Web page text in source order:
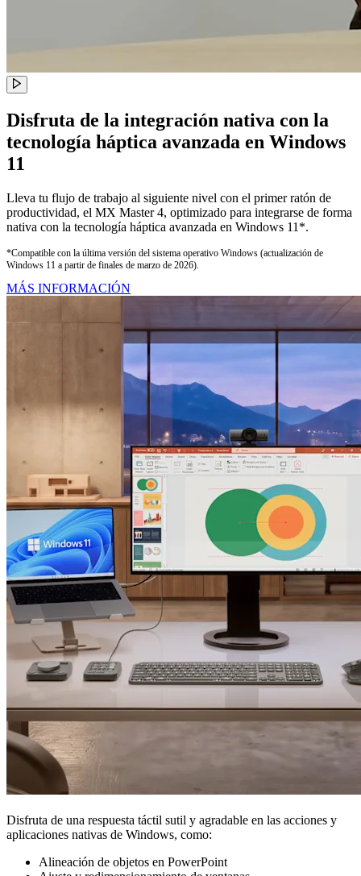
Disfruta de la integración nativa con la
tecnología háptica avanzada en Windows
11
Lleva tu flujo de trabajo al siguiente nivel con el primer ratón de
productividad, el MX Master 4, optimizado para integrarse de forma
nativa con la tecnología háptica avanzada en Windows 11*.
*Compatible con la última versión del sistema operativo Windows (actualización de
Windows 11 a partir de finales de marzo de 2026).
MÁS INFORMACIÓN
Disfruta de una respuesta táctil sutil y agradable en las acciones y
aplicaciones nativas de Windows, como:
Alineación de objetos en PowerPoint